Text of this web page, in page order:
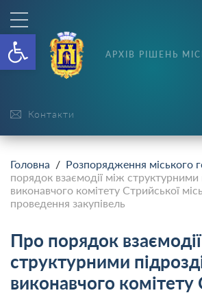
Відкрити Панель
Контакти
АРХІВ РІШЕНЬ
Головна / Розпорядження міського
порядок взаємодії між структурними
виконавчого комітету Стрийської
проведення закупівель
Про порядок
структурними
виконавчого комітету